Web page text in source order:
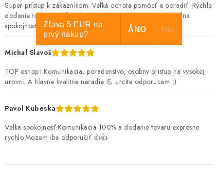
Super prístup k zákazníkom. Veľká ochota pomôcť a poradiť. Rýchle
dodanie tovaru. Vrelo odporúčam. Z mojej strany maximálna
spokojnosť. ĎAKUJEM!!!
Michal Slavoš
TOP eshop! Komunikacia, poradenstvo, osobny pristup na vysokej
urovni. A hlavne kvalitne naradie 💪 urcite odporucam ;)
Pavol Kubeska
Velka spokojnosť.Komunikacia 100% a dodanie tovaru expresne
rychlo.Mozem iba odporučiť 👍👍
Zľava 5 EUR na
prvý nákup?
ÁNO Nie